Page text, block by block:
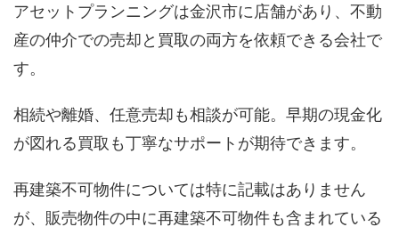
アセットプランニングは金沢市に店舗があり、不動
産の仲介での売却と買取の両方を依頼できる会社で
す。
相続や離婚、任意売却も相談が可能。早期の現金化
が図れる買取も丁寧なサポートが期待できます。
再建築不可物件については特に記載はありません
が、販売物件の中に再建築不可物件も含まれている